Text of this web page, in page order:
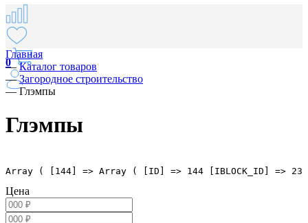
0
Главная
—Каталог товаров
—Загородное строительство
—Глэмпы
Глэмпы
Array ( [144] => Array ( [ID] => 144 [IBLOCK_ID] => 23
Цена